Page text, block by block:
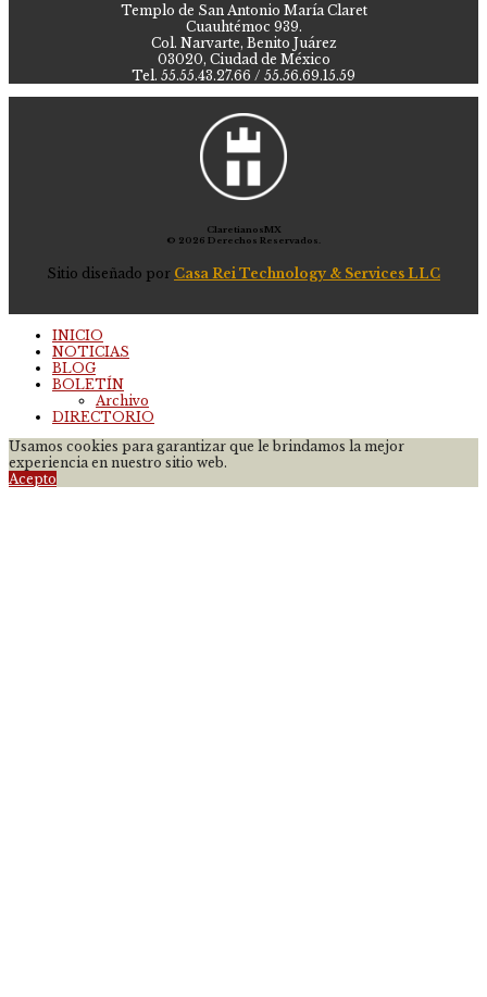
Templo de San Antonio María Claret
Cuauhtémoc 939.
Col. Narvarte, Benito Juárez
03020, Ciudad de México
Tel. 55.55.43.27.66 / 55.56.69.15.59
ClaretianosMX
© 2026 Derechos Reservados.
Sitio diseñado por Casa Rei Technology & Services LLC
INICIO
NOTICIAS
BLOG
BOLETÍN
Archivo
DIRECTORIO
Usamos cookies para garantizar que le brindamos la mejor
experiencia en nuestro sitio web.
Acepto